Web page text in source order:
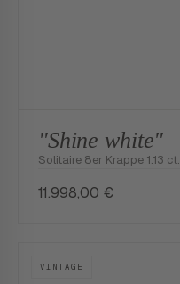
"Shine white"
Solitaire 8er Krappe 1.13 ct.
11.998,00 €
VINTAGE